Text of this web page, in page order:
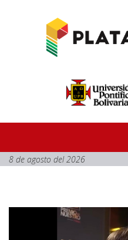
8 de agosto del 2026